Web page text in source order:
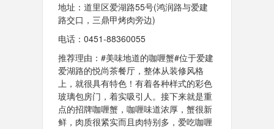
地址：道里区爱湖路55号(鸿润路与爱建
路交口，三鼎甲烤肉旁边)
电话：0451-88360055
推荐理由：#美味地道的咖喱蟹#位于爱建
爱湖路的悦尚茶餐厅，整体从装修风格
上，就很具有特色！有着各种样式的彩色
玻璃包房门，着实吸引人。接下来就是重
点的招牌咖喱蟹，咖喱味道浓厚，蟹很新
鲜，肉质很紧实而且肉特别多，爱吃咖喱